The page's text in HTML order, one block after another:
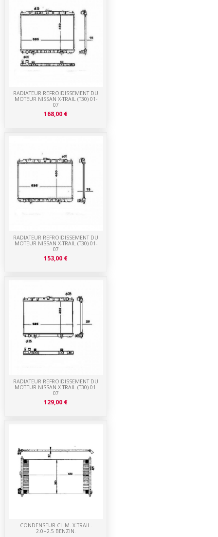
CONDENSEUR CLIM. X-TRAIL.
2.0+2.5 BENZIN.
RADIATEUR REFROIDISSEMENT DU
MOTEUR NISSAN X-TRAIL (T30) 01-
07
129,00 €
RADIATEUR REFROIDISSEMENT DU
MOTEUR NISSAN X-TRAIL (T30) 01-
07
153,00 €
RADIATEUR REFROIDISSEMENT DU
MOTEUR NISSAN X-TRAIL (T30) 01-
07
168,00 €